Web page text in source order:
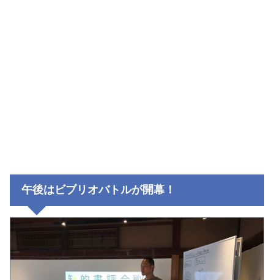
午後はビブリオバトルが開幕！